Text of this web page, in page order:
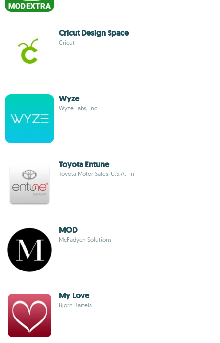
Cricut Design Space
Cricut
Wyze
Wyze Labs, Inc.
Toyota Entune
Toyota Motor Sales, U.S.A., In
MOD
McFadyen Solutions
My Love
Björn Bartels